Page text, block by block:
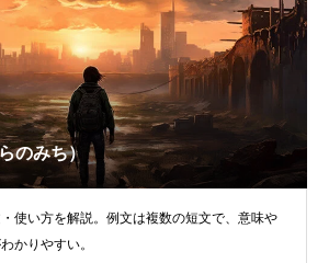
のみち）
使い方を解説。例文は複数の短文で、意味や
かりやすい。